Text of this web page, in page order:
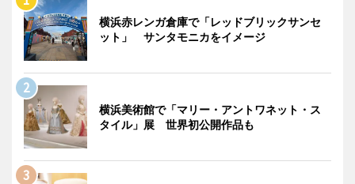
横浜赤レンガ倉庫で「レッドブリックサンセ
ット」 サンタモニカをイメージ
横浜美術館で「マリー・アントワネット・ス
タイル」展 世界初公開作品も